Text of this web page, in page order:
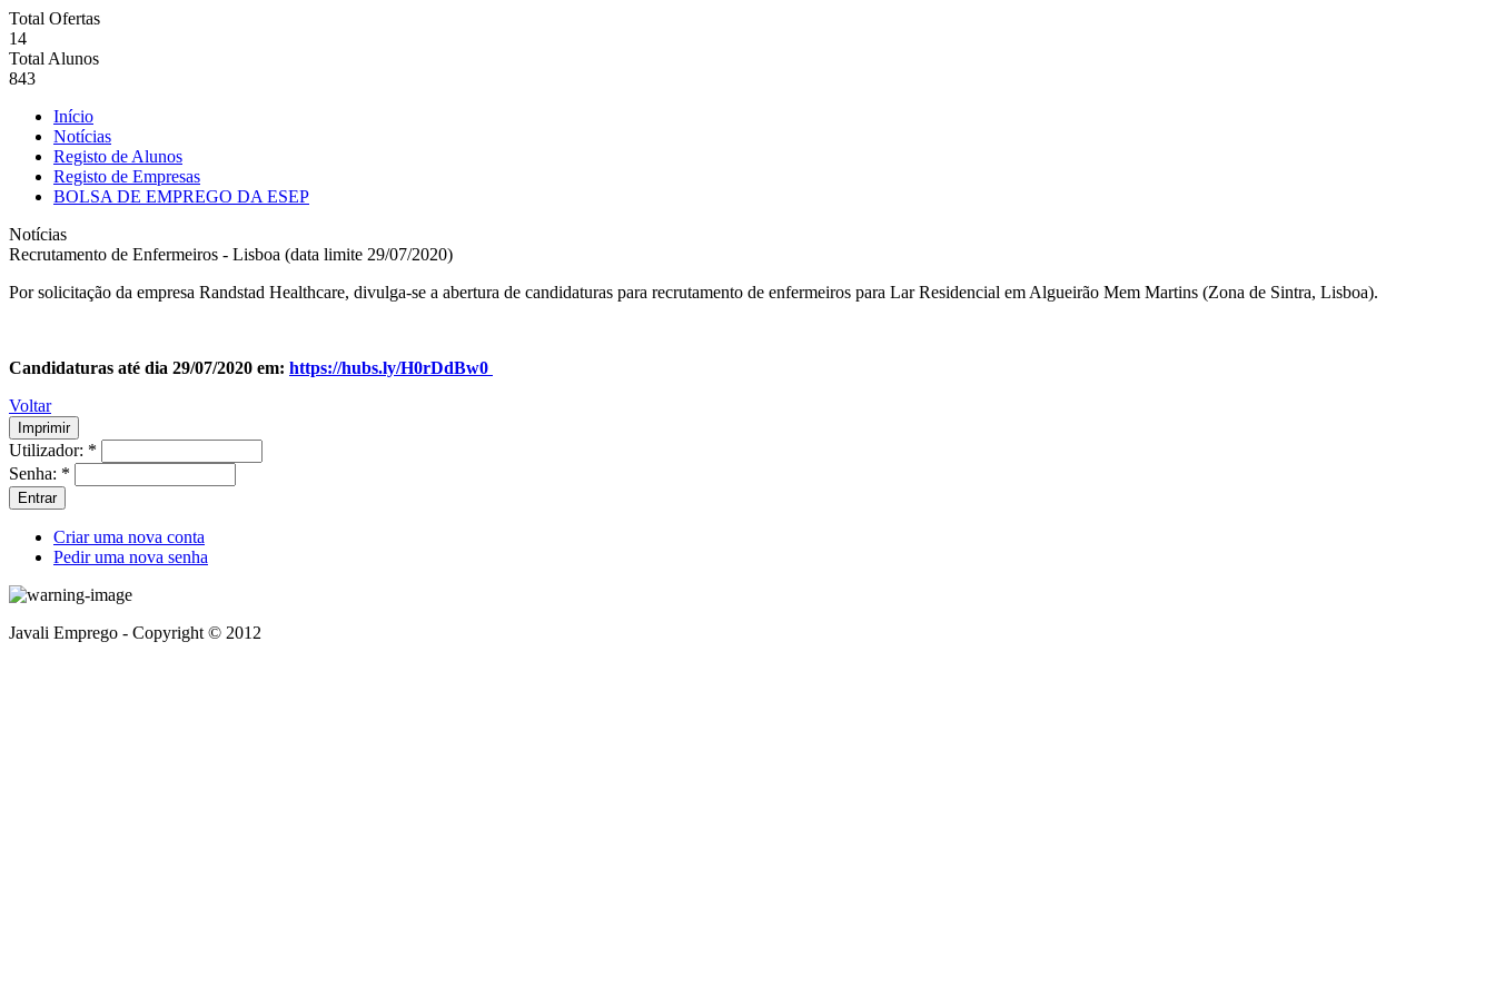
Total Ofertas
14
Total Alunos
843
Início
Notícias
Registo de Alunos
Registo de Empresas
BOLSA DE EMPREGO DA ESEP
Notícias
Recrutamento de Enfermeiros - Lisboa (data limite 29/07/2020)
Por solicitação da empresa Randstad Healthcare, divulga-se a abertura de candidaturas para recrutamento de enfermeiros para Lar Residencial em Algueirão Mem Martins (Zona de Sintra, Lisboa).
Candidaturas até dia 29/07/2020 em: https://hubs.ly/H0rDdBw0
Voltar
Utilizador: *
Senha: *
Criar uma nova conta
Pedir uma nova senha
Javali Emprego - Copyright © 2012